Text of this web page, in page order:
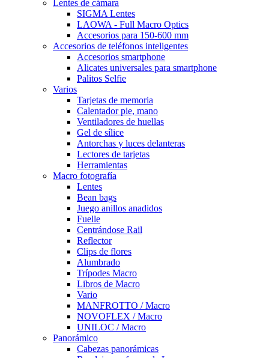
Lentes de cámara
SIGMA Lentes
LAOWA - Full Macro Optics
Accesorios para 150-600 mm
Accesorios de teléfonos inteligentes
Accesorios smartphone
Alicates universales para smartphone
Palitos Selfie
Varios
Tarjetas de memoria
Calentador pie, mano
Ventiladores de huellas
Gel de sílice
Antorchas y luces delanteras
Lectores de tarjetas
Herramientas
Macro fotografía
Lentes
Bean bags
Juego anillos anadidos
Fuelle
Centrándose Rail
Reflector
Clips de flores
Alumbrado
Trípodes Macro
Libros de Macro
Vario
MANFROTTO / Macro
NOVOFLEX / Macro
UNILOC / Macro
Panorámico
Cabezas panorámicas